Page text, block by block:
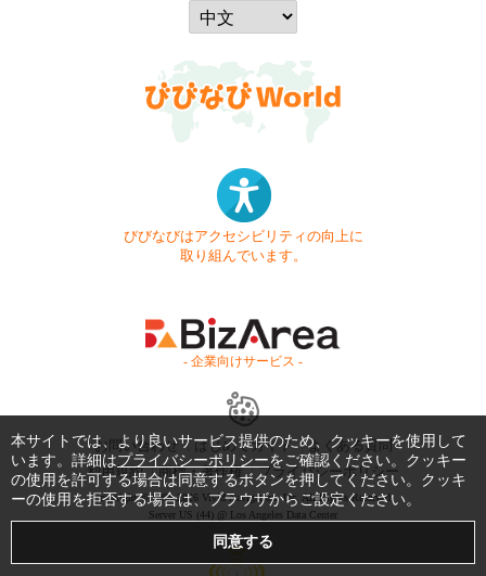
びびなびはアクセシビリティの向上に
取り組んでいます。
- 企業向けサービス -
お問い合わせ はじめてガイド
よくある質問
利用規約
商標・著作権 プライバシーポリシー
Copyright © 1999-2026 Vivid Navigation, Inc. All Rights Reserved.
Server US (44) @ Los Angeles Data Center
本サイトでは、より良いサービス提供のため、クッキーを使用して
います。詳細はプライバシーポリシーをご確認ください。クッキー
の使用を許可する場合は同意するボタンを押してください。クッキ
ーの使用を拒否する場合は、ブラウザからご設定ください。